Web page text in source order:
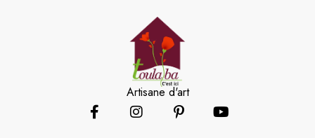
Artisane d'art